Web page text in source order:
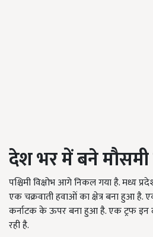
देश भर में बने
पश्चिमी विक्षोभ आगे निकल गया है. मध्य
एक चक्रवाती हवाओं का क्षेत्र बना हुआ है.
कर्नाटक के ऊपर बना हुआ है. एक ट्रफ इन
रही है.